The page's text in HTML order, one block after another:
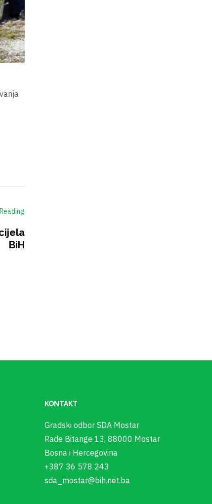
BiH
KONTAKT
Gradski odbor SDA Mostar
Rade Bitange 13, 88000 Mostar
Bosna i Hercegovina
+387 36 578 243
sda_mostar@bih.net.ba